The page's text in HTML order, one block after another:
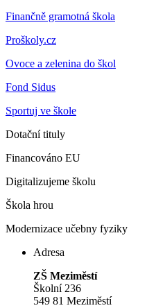
Finančně gramotná škola
Proškoly.cz
Ovoce a zelenina do škol
Fond Sidus
Sportuj ve škole
Dotační tituly
Financováno EU
Digitalizujeme školu
Škola hrou
Modernizace učebny fyziky
Adresa
ZŠ Meziměstí
Školní 236
549 81 Meziměstí